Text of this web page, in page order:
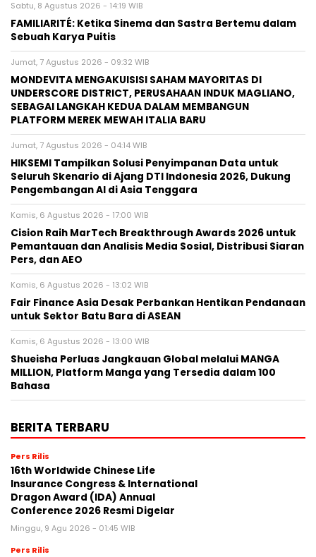
Sabtu, 8 Agustus 2026 - 14:19 WIB
FAMILIARITÉ: Ketika Sinema dan Sastra Bertemu dalam
Sebuah Karya Puitis
Jumat, 7 Agustus 2026 - 09:32 WIB
MONDEVITA MENGAKUISISI SAHAM MAYORITAS DI
UNDERSCORE DISTRICT, PERUSAHAAN INDUK MAGLIANO,
SEBAGAI LANGKAH KEDUA DALAM MEMBANGUN
PLATFORM MEREK MEWAH ITALIA BARU
Jumat, 7 Agustus 2026 - 04:14 WIB
HIKSEMI Tampilkan Solusi Penyimpanan Data untuk
Seluruh Skenario di Ajang DTI Indonesia 2026, Dukung
Pengembangan AI di Asia Tenggara
Kamis, 6 Agustus 2026 - 17:00 WIB
Cision Raih MarTech Breakthrough Awards 2026 untuk
Pemantauan dan Analisis Media Sosial, Distribusi Siaran
Pers, dan AEO
Kamis, 6 Agustus 2026 - 13:02 WIB
Fair Finance Asia Desak Perbankan Hentikan Pendanaan
untuk Sektor Batu Bara di ASEAN
Kamis, 6 Agustus 2026 - 13:00 WIB
Shueisha Perluas Jangkauan Global melalui MANGA
MILLION, Platform Manga yang Tersedia dalam 100
Bahasa
BERITA TERBARU
Pers Rilis
16th Worldwide Chinese Life
Insurance Congress & International
Dragon Award (IDA) Annual
Conference 2026 Resmi Digelar
Minggu, 9 Agu 2026 - 01:45 WIB
Pers Rilis